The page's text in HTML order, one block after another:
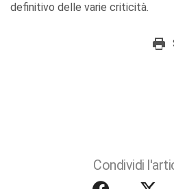
definitivo delle varie criticità.
Condividi